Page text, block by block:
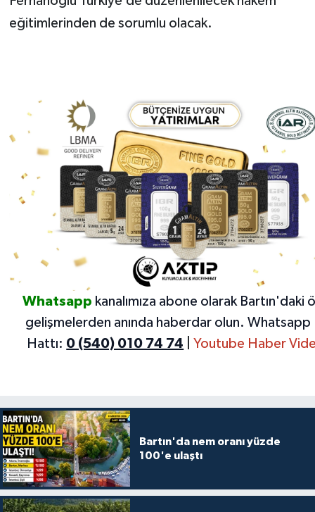
eğitimlerinden de sorumlu olacak.
Whatsapp kanalımıza abone olarak Bartın'daki
gelişmelerden anında haberdar olun. Whatsapp
Hattı: 0 (540) 010 74 74 Youtube Haber
Bartın'da nem oranı yüzde
100'e ulaştı